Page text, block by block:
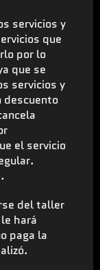
servicios y
que
por lo
que se
servicios y
descuento
el servicio
del taller
hará
paga la